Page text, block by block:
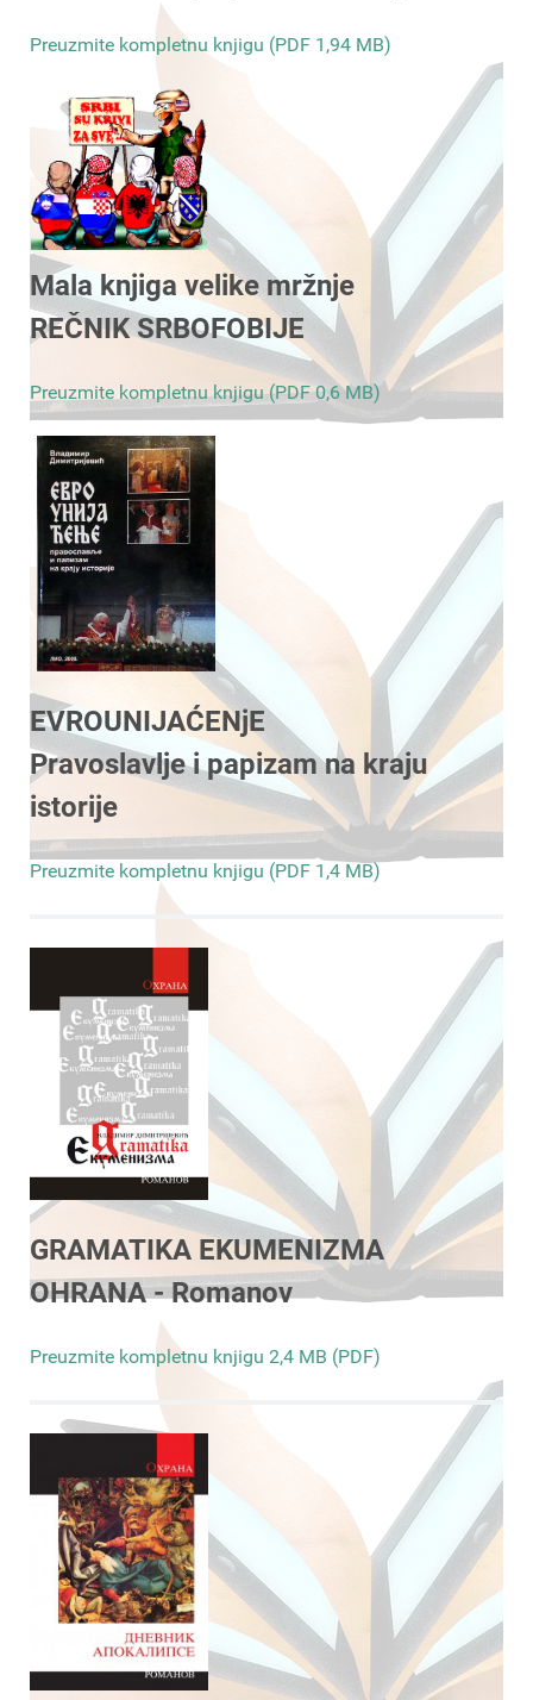
Preuzmite kompletnu knjigu (PDF 1,94 MB)
Mala knjiga velike mržnje
REČNIK SRBOFOBIJE
Preuzmite kompletnu knjigu (PDF 0,6 MB)
EVROUNIJAĆENjE
Pravoslavlje i papizam na kraju
istorije
Preuzmite kompletnu knjigu (PDF 1,4 MB)
GRAMATIKA EKUMENIZMA
OHRANA - Romanov
Preuzmite kompletnu knjigu 2,4 MB (PDF)